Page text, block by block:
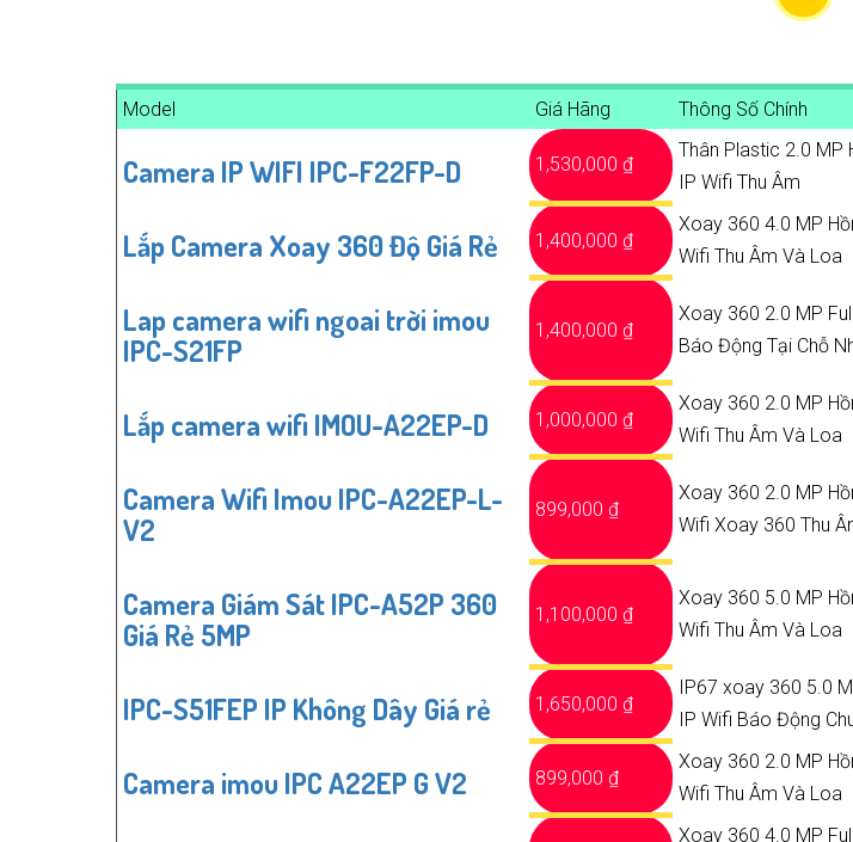
Ứng dụng di động (Mobile App): Chọn camera có ứng dụng di động tương thích với
Model Giá Hãng Thông Số Chính
Camera IP WIFI IPC-F22FP-D 1,530,000 ₫
Thân Plastic 2.0 MP
IP Wifi Thu Âm
Lắp Camera Xoay 360 Độ Giá Rẻ 1,400,000 ₫
Xoay 360 4.0 MP
Wifi Thu Âm Và Loa
Lap camera wifi ngoai trời imou
IPC-S21FP
1,400,000 ₫
Xoay 360 2.0 MP
Báo Động Tại Chỗ
Lắp camera wifi IMOU-A22EP-D 1,000,000 ₫
Xoay 360 2.0 MP
Wifi Thu Âm Và Loa
Camera Wifi Imou IPC-A22EP-L-
V2
899,000 ₫
Xoay 360 2.0 MP
Wifi Xoay 360 Thu
Camera Giám Sát IPC-A52P 360
Giá Rẻ 5MP
1,100,000 ₫
Xoay 360 5.0 MP
Wifi Thu Âm Và Loa
IPC-S51FEP IP Không Dây Giá rẻ 1,650,000 ₫
IP67 xoay 360 5.0
IP Wifi Báo Động
Camera imou IPC A22EP G V2 899,000 ₫
Xoay 360 2.0 MP
Wifi Thu Âm Và Loa
Xoay 360 4.0 MP